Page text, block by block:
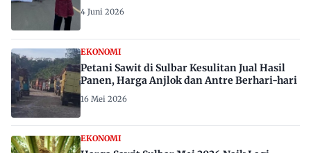
4 Juni 2026
EKONOMI
Petani Sawit di Sulbar Kesulitan Jual Hasil
Panen, Harga Anjlok dan Antre Berhari-hari
16 Mei 2026
EKONOMI